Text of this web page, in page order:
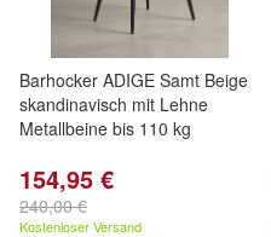
Barhocker ADIGE Samt Beige
skandinavisch mit Lehne
Metallbeine bis 110 kg
154,95 €
240,00 €
Kostenloser Versand